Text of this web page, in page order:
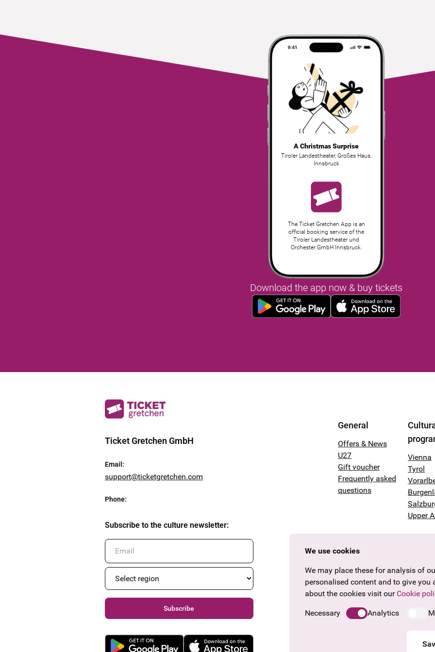
A Christmas Surprise
Tiroler Landestheater, Großes Haus,
Innsbruck
The Ticket Gretchen App is an
official booking service of the
Tiroler Landestheater und
Orchester GmbH Innsbruck.
Download the app now & buy tickets
Ticket Gretchen GmbH
Email :
support@ticketgretchen.com
Phone:
Subscribe to the culture newsletter:
Subscribe
General
Offers & News
U27
Gift voucher
Frequently asked
questions
Vienna
Tyrol
Upper
We use cookies
We may place these for analysis of
personalised content and to give you
about the cookies visit our Cookie
Necessary Analytics